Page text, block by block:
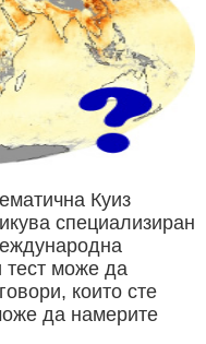
Куиз
специализиран
тест може да
които сте
да намерите